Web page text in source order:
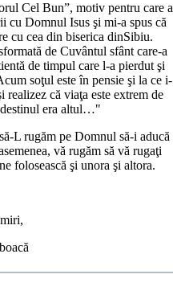
Cel Bun”, motiv pentru care a
cu Domnul Isus şi mi-a spus că
cu cea din biserica dinSibiu.
de Cuvântul sfânt care-a
de timpul care l-a pierdut şi
soţul este în pensie şi la ce i-
că viaţa este extrem de
destinul era altul…"
rugăm pe Domnul să-i aducă
vă rugăm să vă rugaţi
folosească şi unora şi altora.